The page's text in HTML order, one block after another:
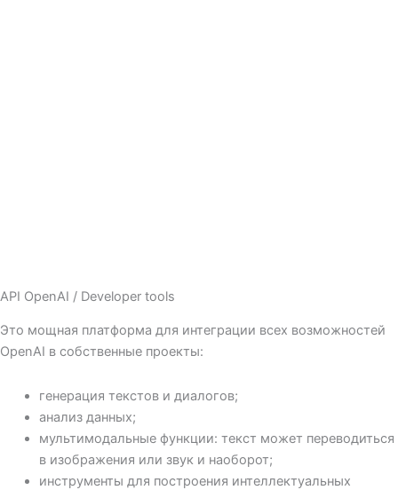
API OpenAI / Developer tools
Это мощная платформа для интеграции всех возможностей
OpenAI в собственные проекты:
генерация текстов и диалогов;
анализ данных;
мультимодальные функции: текст может переводиться
в изображения или звук и наоборот;
инструменты для построения интеллектуальных